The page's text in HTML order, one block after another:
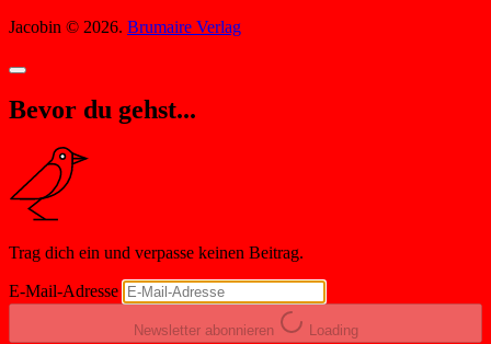
Jacobin © 2026. Brumaire Verlag
Bevor du gehst...
Trag dich ein und verpasse keinen Beitrag.
E-Mail-Adresse
Newsletter abonnieren Loading